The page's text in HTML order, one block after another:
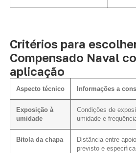
Critérios para
Compensado Naval
aplicação
Aspecto técnico Informações a
Exposição à
umidade
Condições de
umidade e
Bitola da chapa
Distância entre
previsto e